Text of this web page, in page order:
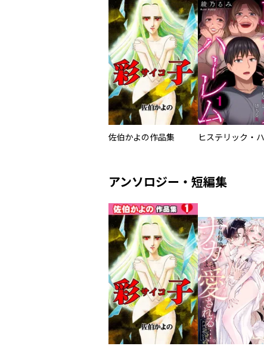
佐伯かよの作品集
アンソロジー・短編集